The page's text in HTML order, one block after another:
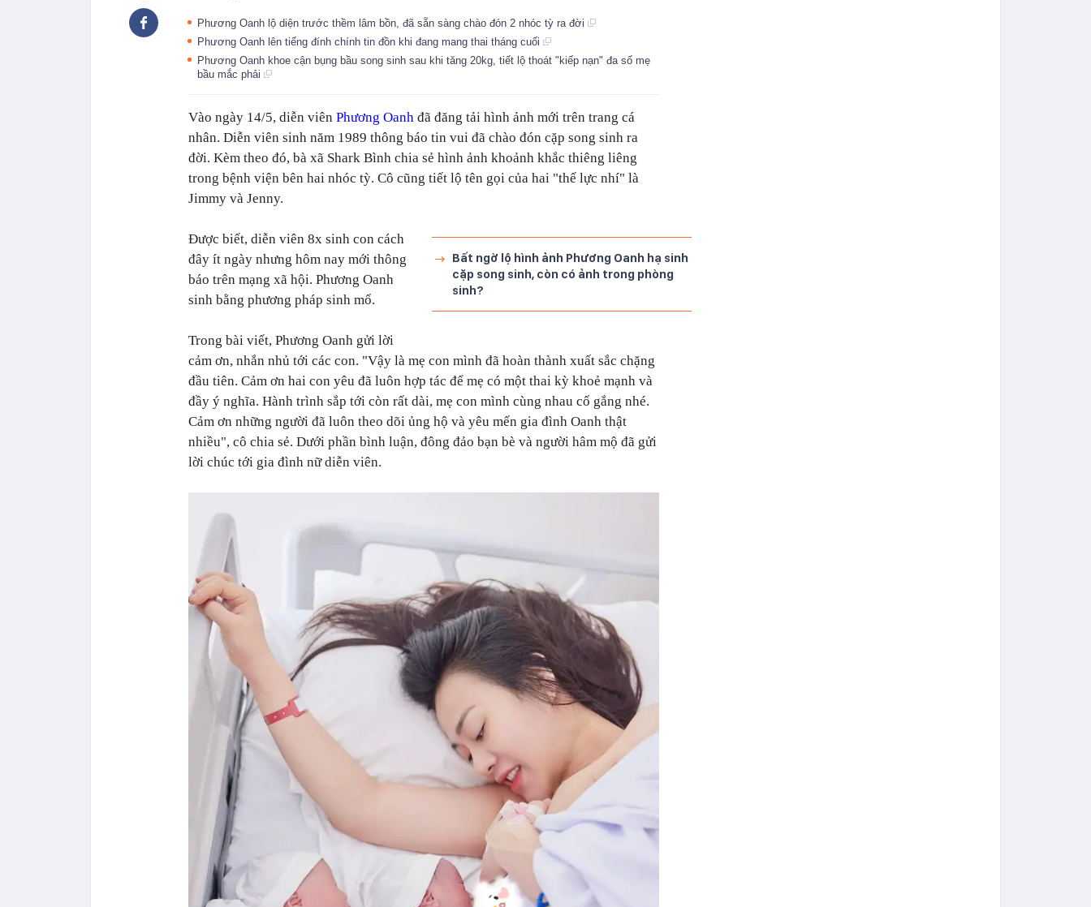
Phương Oanh lộ diện trước thềm lâm bồn, đã sẵn sàng chào đón 2 nhóc tỳ ra đời
Phương Oanh lên tiếng đính chính tin đồn khi đang mang thai tháng cuối
Phương Oanh khoe cận bụng bầu song sinh sau khi tăng 20kg, tiết lộ thoát "kiếp nạn" đa số mẹ
bầu mắc phải
Vào ngày 14/5, diễn viên Phương Oanh đã đăng tải hình ảnh mới trên trang cá
nhân. Diễn viên sinh năm 1989 thông báo tin vui đã chào đón cặp song sinh ra
đời. Kèm theo đó, bà xã Shark Bình chia sẻ hình ảnh khoảnh khắc thiêng liêng
trong bệnh viện bên hai nhóc tỳ. Cô cũng tiết lộ tên gọi của hai "thế lực nhí" là
Jimmy và Jenny.
Bất ngờ lộ hình ảnh Phương Oanh hạ sinh
cặp song sinh, còn có ảnh trong phòng
sinh?
Được biết, diễn viên 8x sinh con cách
đây ít ngày nhưng hôm nay mới thông
báo trên mạng xã hội. Phương Oanh
sinh bằng phương pháp sinh mổ.
Trong bài viết, Phương Oanh gửi lời
cảm ơn, nhắn nhủ tới các con. "Vậy là mẹ con mình đã hoàn thành xuất sắc chặng
đầu tiên. Cảm ơn hai con yêu đã luôn hợp tác để mẹ có một thai kỳ khoẻ mạnh và
đầy ý nghĩa. Hành trình sắp tới còn rất dài, mẹ con mình cùng nhau cố gắng nhé.
Cảm ơn những người đã luôn theo dõi ủng hộ và yêu mến gia đình Oanh thật
nhiều", cô chia sẻ. Dưới phần bình luận, đông đảo bạn bè và người hâm mộ đã gửi
lời chúc tới gia đình nữ diễn viên.